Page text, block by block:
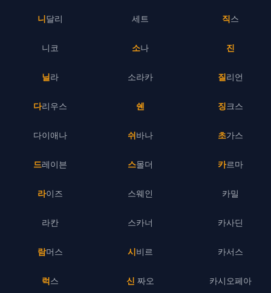
니달리
니코
닐라
다리우스
다이애나
드레이븐
라이즈
라칸
람머스
럭스
세트
소나
소라카
쉔
쉬바나
스몰더
스웨인
스카너
시비르
신 짜오
직스
진
질리언
징크스
초가스
카르마
카밀
카사딘
카서스
카시오페아